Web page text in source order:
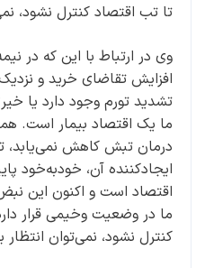
تا تب اقتصاد کنترل نشود،
وی در ارتباط با این که در
افزایش تقاضای خرید و
تشدید تورم وجود دارد یا
ما یک اقتصاد بیمار است.
درمان تبش کاهش نمی‌یابد،
ایجادکننده آن، خودبه‌خود
اقتصاد است و اکنون این
ما در وضعیت وخیمی قرار
کنترل نشود، نمی‌توان